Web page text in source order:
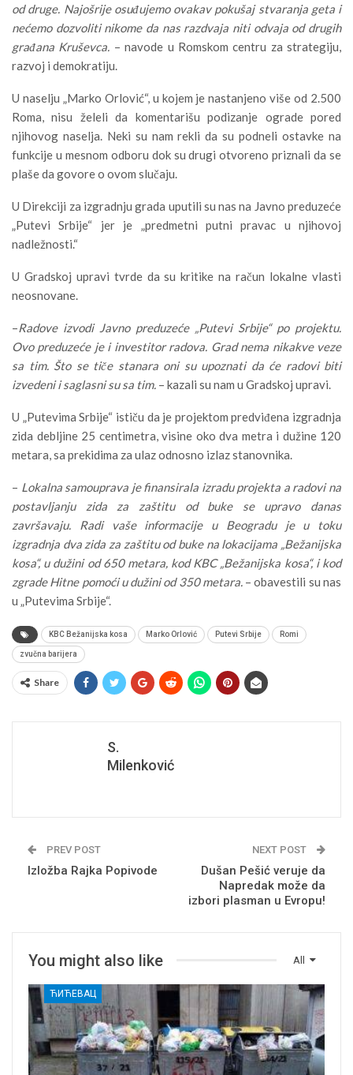
od druge. Najošrije osuđujemo ovakav pokušaj stvaranja geta i
nećemo dozvoliti nikome da nas razdvaja niti odvaja od drugih
građana Kruševca. – navode u Romskom centru za strategiju,
razvoj i demokratiju.
U naselju „Marko Orlović“, u kojem je nastanjeno više od 2.500
Roma, nisu želeli da komentarišu podizanje ograde pored
njihovog naselja. Neki su nam rekli da su podneli ostavke na
funkcije u mesnom odboru dok su drugi otvoreno priznali da se
plaše da govore o ovom slučaju.
U Direkciji za izgradnju grada uputili su nas na Javno preduzeće
„Putevi Srbije“ jer je „predmetni putni pravac u njihovoj
nadležnosti.“
U Gradskoj upravi tvrde da su kritike na račun lokalne vlasti
neosnovane.
–Radove izvodi Javno preduzeće „Putevi Srbije“ po projektu.
Ovo preduzeće je i investitor radova. Grad nema nikakve veze
sa tim. Što se tiče stanara oni su upoznati da će radovi biti
izvedeni i saglasni su sa tim. – kazali su nam u Gradskoj upravi.
U „Putevima Srbije“ ističu da je projektom predviđena izgradnja
zida debljine 25 centimetra, visine oko dva metra i dužine 120
metara, sa prekidima za ulaz odnosno izlaz stanovnika.
– Lokalna samouprava je finansirala izradu projekta a radovi na
postavljanju zida za zaštitu od buke se upravo danas
završavaju. Radi vaše informacije u Beogradu je u toku
izgradnja dva zida za zaštitu od buke na lokacijama „Bežanijska
kosa“, u dužini od 650 metara, kod KBC „Bežanijska kosa“, i kod
zgrade Hitne pomoći u dužini od 350 metara.– obavestili su nas
u „Putevima Srbije“.
KBC Bežanijska kosa Marko Orlović Putevi Srbije Romi
zvučna barijera
Share
S.
Milenković
PREV POST
Izložba Rajka Popivode
NEXT POST
Dušan Pešić veruje da
Napredak može da
izbori plasman u Evropu!
All
You might also like
ЋИЋЕВАЦ